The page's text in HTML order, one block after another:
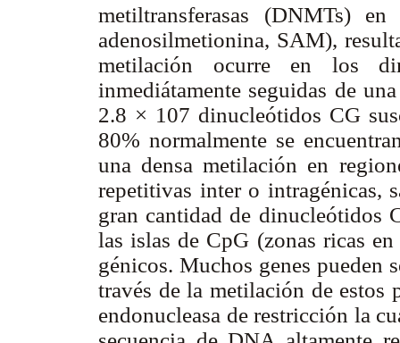
metiltransferasas (DNMTs)
adenosilmetionina, SAM),
metilación ocurre en los
inmediátamente seguidas de
2.8 × 107 dinucleótidos CG
80% normalmente se
una densa metilación en
repetitivas inter o intragénicas,
gran cantidad de dinucleótidos
las islas de CpG (zonas ricas
génicos. Muchos genes pueden
través de la metilación de
endonucleasa de restricción la